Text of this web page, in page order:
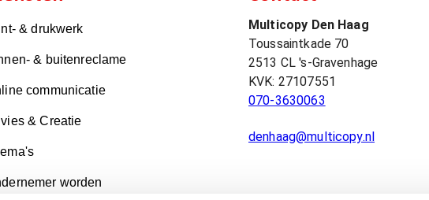
& drukwerk
& buitenreclame
communicatie
& Creatie
worden
Multicopy Den Haag
Toussaintkade 70
2513 CL 's-Gravenhage
KVK: 27107551
070-3630063
denhaag@multicopy.nl